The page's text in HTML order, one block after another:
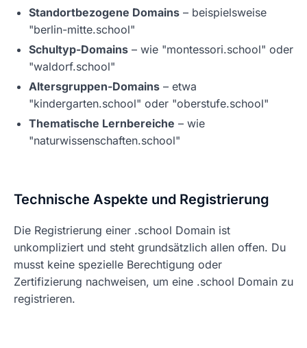
Standortbezogene Domains – beispielsweise
"berlin-mitte.school"
Schultyp-Domains – wie "montessori.school" oder
"waldorf.school"
Altersgruppen-Domains – etwa
"kindergarten.school" oder "oberstufe.school"
Thematische Lernbereiche – wie
"naturwissenschaften.school"
Technische Aspekte und Registrierung
Die Registrierung einer .school Domain ist
unkompliziert und steht grundsätzlich allen offen. Du
musst keine spezielle Berechtigung oder
Zertifizierung nachweisen, um eine .school Domain zu
registrieren.